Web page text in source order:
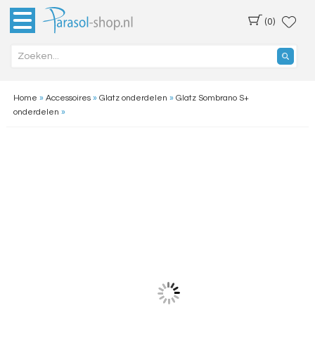
(0)
Home » Accessoires» Glatz onderdelen » Glatz Sombrano S+
onderdelen »